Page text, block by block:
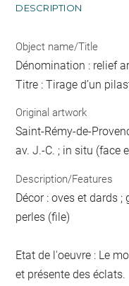
DESCRIPTION
Object name/Title
Dénomination : relief
Titre : Tirage d’un
Original artwork
Saint-Rémy-de-
av. J.-C. ; in situ (face
Description/Features
Décor : oves et dards
perles (file)
Etat de l'oeuvre : Le
et présente des éclats.